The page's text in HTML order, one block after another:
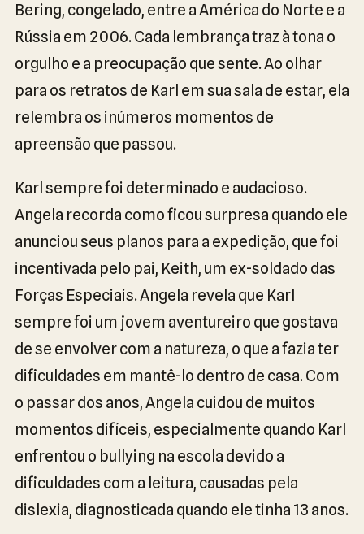
Bering, congelado, entre a América do Norte e a
Rússia em 2006. Cada lembrança traz à tona o
orgulho e a preocupação que sente. Ao olhar
para os retratos de Karl em sua sala de estar, ela
relembra os inúmeros momentos de
apreensão que passou.
Karl sempre foi determinado e audacioso.
Angela recorda como ficou surpresa quando ele
anunciou seus planos para a expedição, que foi
incentivada pelo pai, Keith, um ex-soldado das
Forças Especiais. Angela revela que Karl
sempre foi um jovem aventureiro que gostava
de se envolver com a natureza, o que a fazia ter
dificuldades em mantê-lo dentro de casa. Com
o passar dos anos, Angela cuidou de muitos
momentos difíceis, especialmente quando Karl
enfrentou o bullying na escola devido a
dificuldades com a leitura, causadas pela
dislexia, diagnosticada quando ele tinha 13 anos.